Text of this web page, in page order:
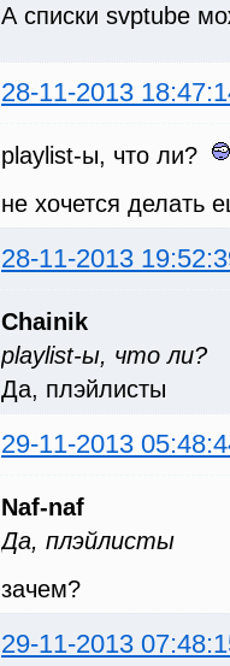
А списки svptube
28-11-2013
playlist-ы, что ли?
не хочется делать
28-11-2013
Chainik
playlist-ы, что ли?
Да, плэйлисты
29-11-2013
Naf-naf
Да, плэйлисты
зачем?
29-11-2013